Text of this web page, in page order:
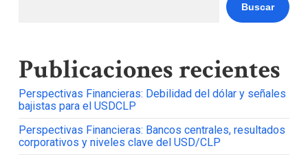
Buscar
Publicaciones recientes
Perspectivas Financieras: Debilidad del dólar y señales
bajistas para el USDCLP
Perspectivas Financieras: Bancos centrales, resultados
corporativos y niveles clave del USD/CLP